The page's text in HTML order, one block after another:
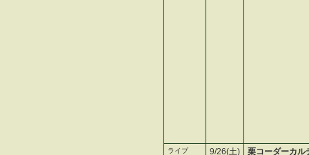
ライブ 9/26(土)
栗コーダーカル